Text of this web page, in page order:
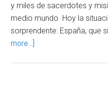
y miles de sacerdotes y
medio mundo. Hoy la
sorprendente: España, que
more...]